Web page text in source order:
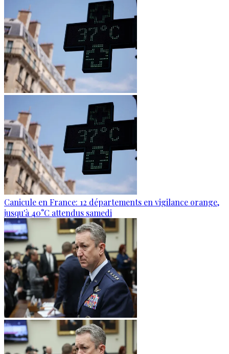
Canicule en France: 12 départements en vigilance orange,
jusqu'à 40°C attendus samedi